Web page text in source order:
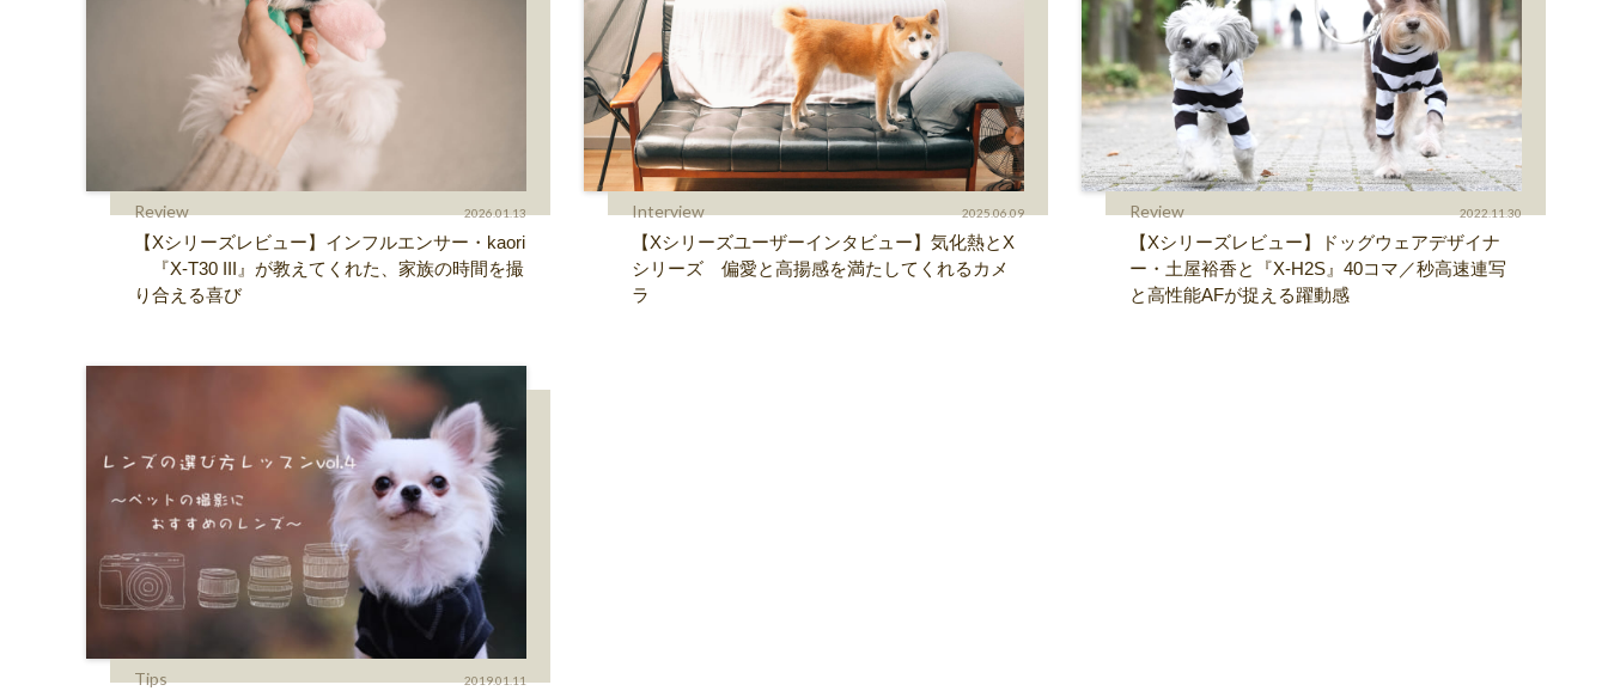
Review 2026.01.13
【Xシリーズレビュー】インフルエンサー・kaori
『X-T30 III』が教えてくれた、家族の時間を撮
り合える喜び
Interview 2025.06.09
【Xシリーズユーザーインタビュー】気化熱とX
シリーズ 偏愛と高揚感を満たしてくれるカメ
ラ
Review 2022.11.30
【Xシリーズレビュー】ドッグウェアデザイナ
ー・土屋裕香と『X-H2S』40コマ／秒高速連写
と高性能AFが捉える躍動感
Tips 2019.01.11